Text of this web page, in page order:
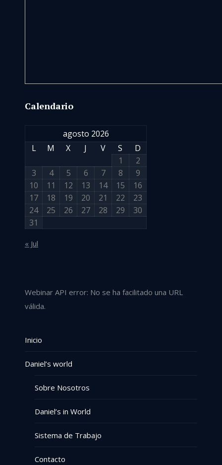
Calendario
agosto 2026
L
M X J V S
D
1
2
3
4 5 6 7 8
9
10
11 12 13 14 15
16
17
18 19 20 21 22
23
24
25 26 27 28 29
30
31
« Jul
Webinar API error: No se ha facilitado una URL
válida.
Inicio
Daniel’s world
Sobre Nosotros
Daniel’s in World
Sistema de Trabajo
Contacto